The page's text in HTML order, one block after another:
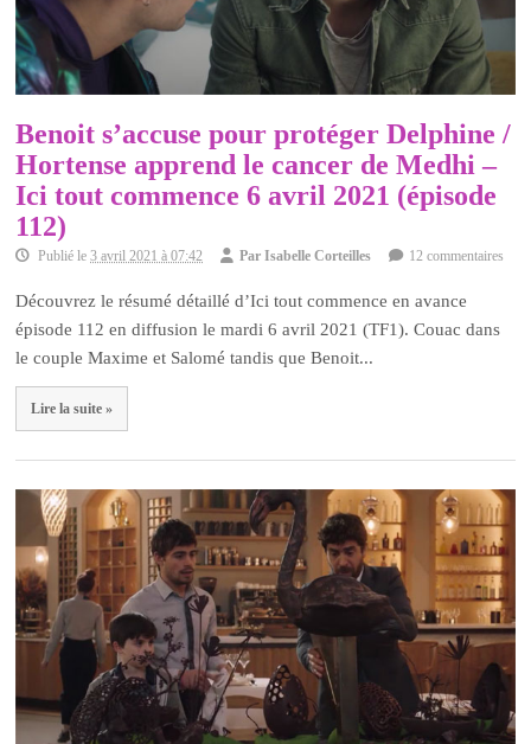
Benoit s’accuse pour protéger Delphine /
Hortense apprend le cancer de Medhi –
Ici tout commence 6 avril 2021 (épisode
112)
Publié le3 avril 2021 à 07:42 ParIsabelle Corteilles 12 commentaires
Découvrez le résumé détaillé d’Ici tout commence en avance
épisode 112 en diffusion le mardi 6 avril 2021 (TF1). Couac dans
le couple Maxime et Salomé tandis que Benoit...
Lire la suite »